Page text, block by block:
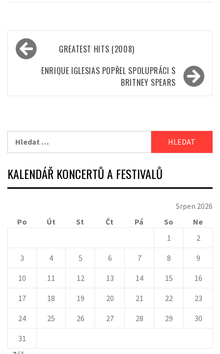
Navigace
pro
příspěvek
GREATEST HITS (2008)
ENRIQUE IGLESIAS POPŘEL SPOLUPRÁCI S
BRITNEY SPEARS
KALENDÁŘ KONCERTŮ A FESTIVALŮ
Srpen 2026
Po
Út St Čt Pá So
Ne
1
2
3 4 5 6 7 8 9
10 11 12 13 14 15 16
17 18 19 20 21 22 23
24 25 26 27 28 29 30
31